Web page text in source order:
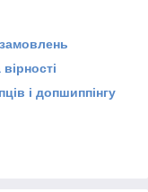
і допшиппінгу